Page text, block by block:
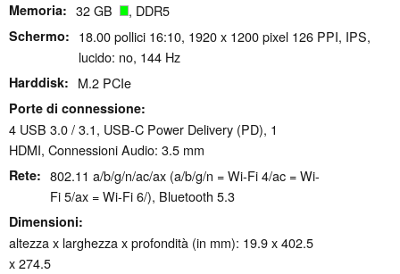
Memoria 32 GB , DDR5
Schermo
18.00 pollici 16:10, 1920 x 1200 pixel 126 PPI, IPS,
lucido: no, 144 Hz
Harddisk M.2 PCIe
Porte di connessione
4 USB 3.0 / 3.1, USB-C Power Delivery (PD), 1
HDMI, Connessioni Audio: 3.5 mm
Rete
802.11 a/b/g/n/ac/ax (a/b/g/n = Wi-Fi 4/ac = Wi-
Fi 5/ax = Wi-Fi 6/), Bluetooth 5.3
Dimensioni
altezza x larghezza x profondità (in mm): 19.9 x 402.5
x 274.5